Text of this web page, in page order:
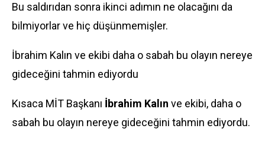
Bu saldırıdan sonra ikinci adımın ne olacağını da
bilmiyorlar ve hiç düşünmemişler.
İbrahim Kalın ve ekibi daha o sabah bu olayın nereye
gideceğini tahmin ediyordu
Kısaca MİT Başkanı İbrahim Kalın ve ekibi, daha o
sabah bu olayın nereye gideceğini tahmin ediyordu.